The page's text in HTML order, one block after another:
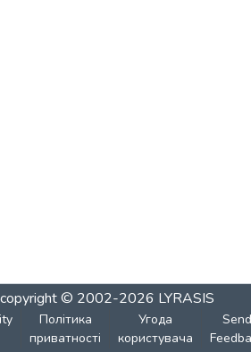
copyright © 2002-2026 LYRASIS
Політика
приватності
Угода
користувача
Send